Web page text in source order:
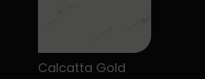
Calcatta Gold